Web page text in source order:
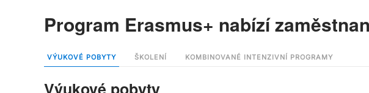
Program Erasmus+ nabízí
VÝUKOVÉ POBYTY ŠKOLENÍ KOMBINOVANÉ INTENZIVNÍ PROGRAMY
Výukové pobyty